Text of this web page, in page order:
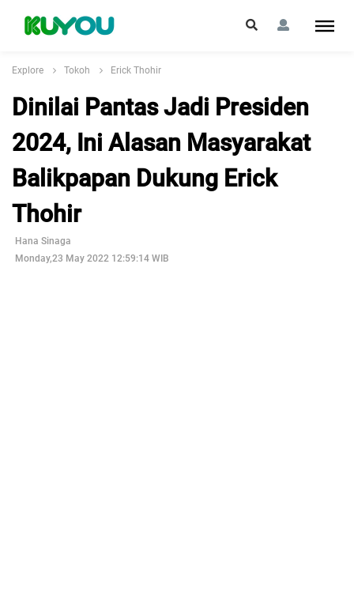
Explore Tokoh Erick Thohir
Dinilai Pantas Jadi Presiden
2024, Ini Alasan Masyarakat
Balikpapan Dukung Erick
Thohir
Hana Sinaga
Monday,23 May 2022 12:59:14 WIB